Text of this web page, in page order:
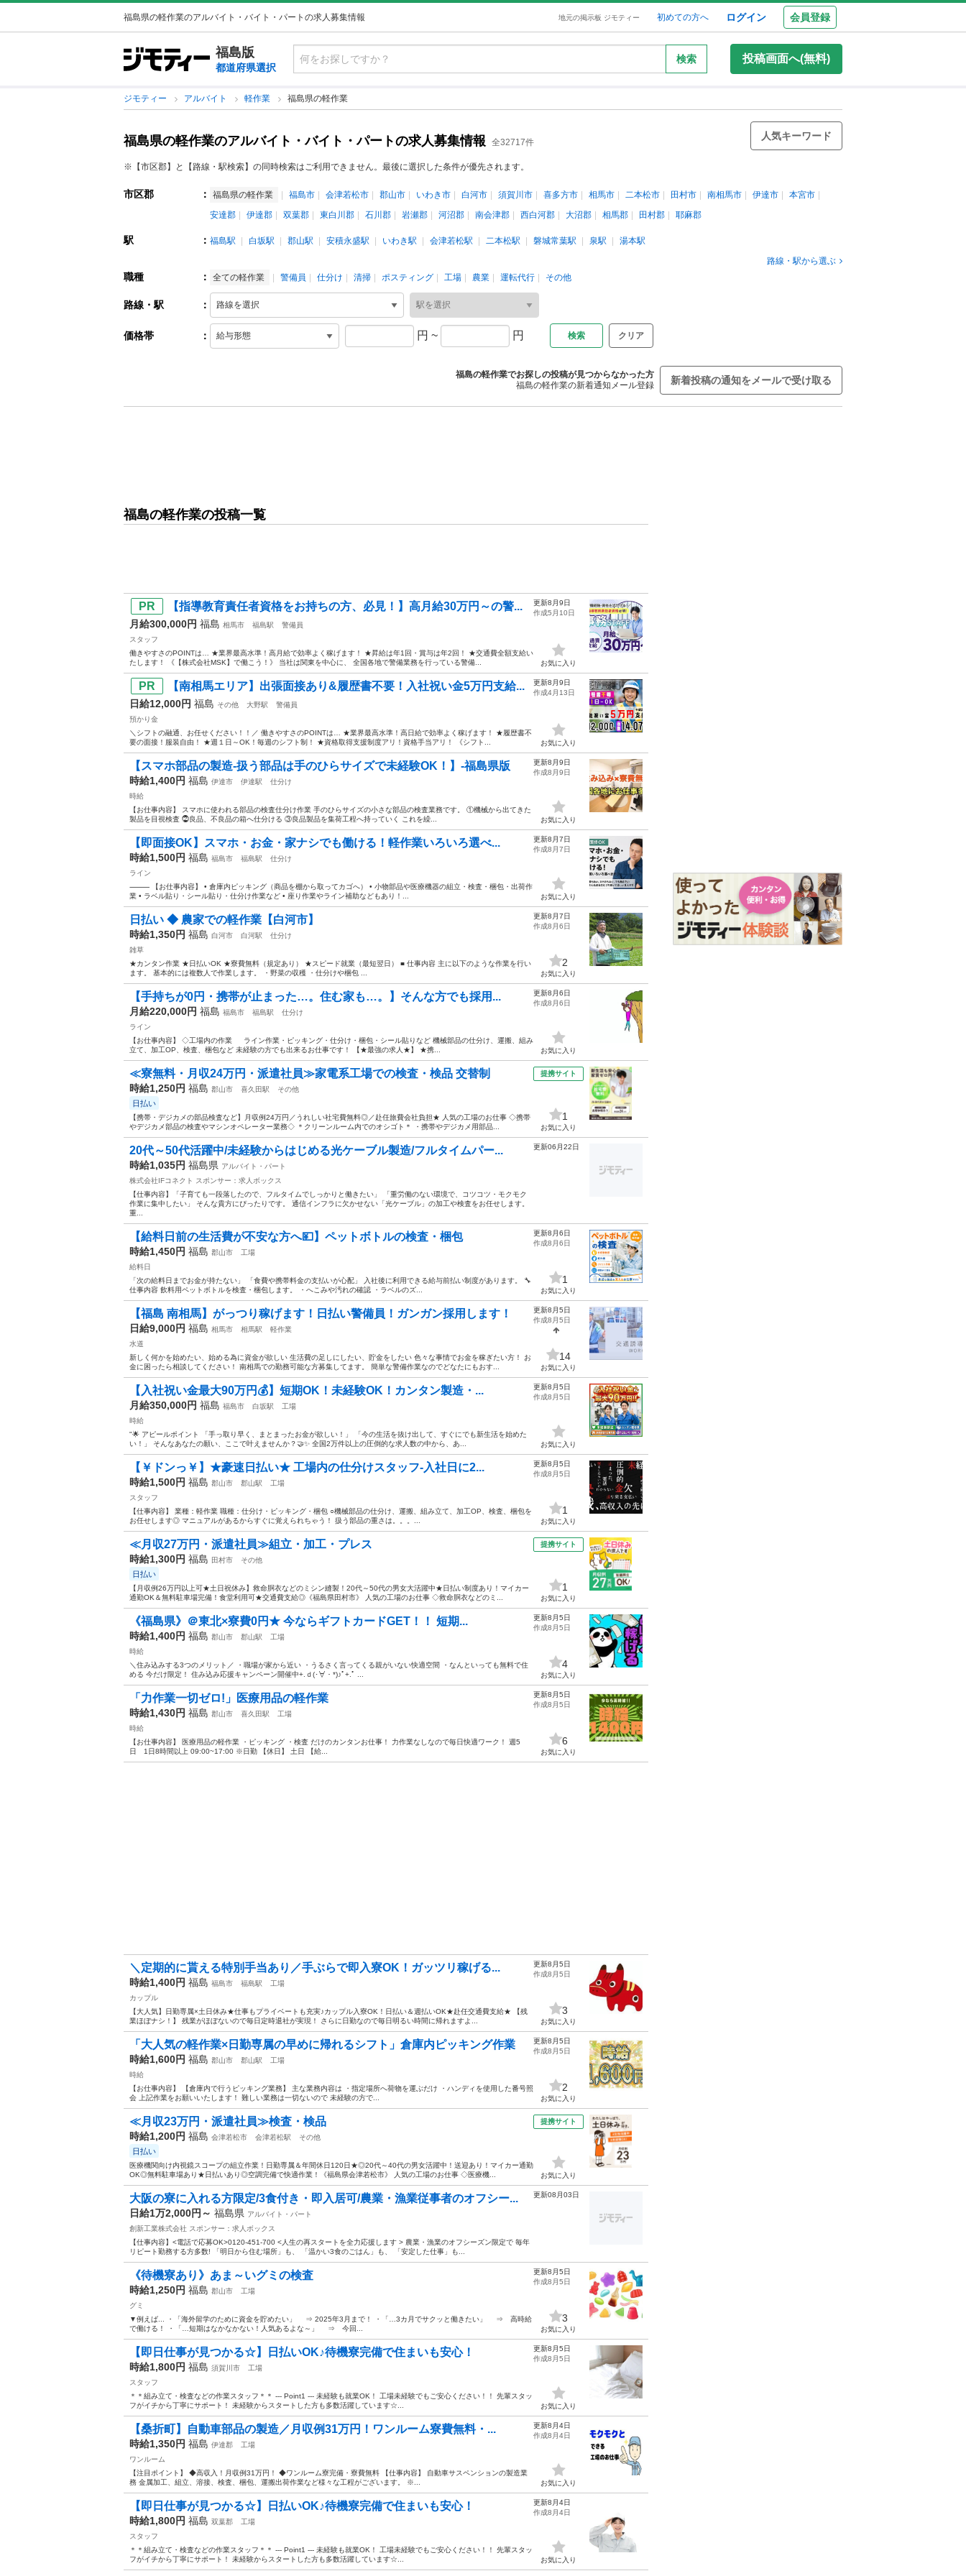
福島県の軽作業のアルバイト・バイト・パートの求人募集情報 地元の掲示板 ジモティー 初めての方へ ログイン 会員登録
福島版
都道府県選択
検索 投稿画面へ(無料)
ジモティー アルバイト 軽作業 福島県の軽作業
福島県の軽作業のアルバイト・バイト・パートの求人募集情報 全32717件
人気キーワード
※【市区郡】と【路線・駅検索】の同時検索はご利用できません。最後に選択した条件が優先されます。
市区郡 ： 福島県の軽作業 福島市 会津若松市 郡山市 いわき市 白河市 須賀川市 喜多方市 相馬市 二本松市 田村市 南相馬市 伊達市
本宮市
安達郡
伊達郡 双葉郡 東白川郡 石川郡 岩瀬郡 河沼郡 南会津郡 西白河郡 大沼郡 相馬郡 田村郡 耶麻郡
駅 ： 福島駅 白坂駅 郡山駅 安積永盛駅 いわき駅 会津若松駅 二本松駅 磐城常葉駅 泉駅
湯本駅
路線・駅から選ぶ
職種 ： 全ての軽作業 警備員 仕分け 清掃 ポスティング 工場 農業 運転代行 その他
路線・駅 ：
価格帯 ： 円 ~ 円 クリア
福島の軽作業でお探しの投稿が見つからなかった方
福島の軽作業の新着通知メール登録
新着投稿の通知をメールで受け取る
福島の軽作業の投稿一覧
【指導教育責任者資格をお持ちの方、必見！】高月給30万円～の警...
月給300,000円 福島 相馬市 福島駅
警備員
スタッフ
働きやすさのPOINTは… ★業界最高水準！高月給で効率よく稼げます！ ★昇給は年1回・賞与は年2回！ ★交通費全額支給い
たします！ 《【株式会社MSK】で働こう！》 当社は関東を中心に、 全国各地で警備業務を行っている警備...
更新8月9日
作成5月10日
お気に入り
【南相馬エリア】出張面接あり&履歴書不要！入社祝い金5万円支給...
日給12,000円 福島 その他 大野駅
警備員
預かり金
＼シフトの融通、お任せください！！／ 働きやすさのPOINTは… ★業界最高水準！高日給で効率よく稼げます！ ★履歴書不
要の面接！服装自由！ ★週１日～OK！毎週のシフト制！ ★資格取得支援制度アリ！資格手当アリ！ 《シフト...
更新8月9日
作成4月13日
お気に入り
【スマホ部品の製造-扱う部品は手のひらサイズで未経験OK！】-福島県版
時給1,400円 福島 伊達市 伊達駅
仕分け
時給
【お仕事内容】 スマホに使われる部品の検査仕分け作業 手のひらサイズの小さな部品の検査業務です。 ①機械から出てきた
製品を目視検査 ⓶良品、不良品の箱へ仕分ける ③良品製品を集荷工程へ持っていく これを繰...
更新8月9日
作成8月9日
お気に入り
【即面接OK】スマホ・お金・家ナシでも働ける！軽作業いろいろ選べ...
時給1,500円 福島 福島市 福島駅
仕分け
ライン
⸻ 【お仕事内容】 • 倉庫内ピッキング（商品を棚から取ってカゴへ） • 小物部品や医療機器の組立・検査・梱包・出荷作
業 • ラベル貼り・シール貼り・仕分け作業など • 座り作業やライン補助などもあり！...
更新8月7日
作成8月7日
お気に入り
日払い ◆ 農家での軽作業【白河市】
時給1,350円 福島 白河市 白河駅
仕分け
雑草
★カンタン作業 ★日払いOK ★寮費無料（規定あり） ★スピード就業（最短翌日） ■ 仕事内容 主に以下のような作業を行い
ます。 基本的には複数人で作業します。 ・野菜の収穫 ・仕分けや梱包 ...
更新8月7日
作成8月6日
2
お気に入り
【手持ちが0円・携帯が止まった…。住む家も…。】そんな方でも採用...
月給220,000円 福島 福島市 福島駅
仕分け
ライン
【お仕事内容】 ◇工場内の作業 ライン作業・ピッキング・仕分け・梱包・シール貼りなど 機械部品の仕分け、運搬、組み
立て、加工OP、検査、梱包など 未経験の方でも出来るお仕事です！ 【★最強の求人★】 ★携...
更新8月6日
作成8月6日
お気に入り
≪寮無料・月収24万円・派遣社員≫家電系工場での検査・検品 交替制
時給1,250円 福島 郡山市 喜久田駅 その他
日払い
【携帯・デジカメの部品検査など】月収例24万円／うれしい社宅費無料◎／赴任旅費会社負担★ 人気の工場のお仕事 ◇携帯
やデジカメ部品の検査やマシンオペレーター業務◇ ＊クリーンルーム内でのオシゴト＊ ・携帯やデジカメ用部品...
提携サイト
1
お気に入り
20代～50代活躍中/未経験からはじめる光ケーブル製造/フルタイムパー...
時給1,035円 福島県 アルバイト・パート
株式会社IFコネクト スポンサー：求人ボックス
【仕事内容】「子育ても一段落したので、フルタイムでしっかりと働きたい」 「重労働のない環境で、コツコツ・モクモク
作業に集中したい」 そんな貴方にぴったりです。 通信インフラに欠かせない「光ケーブル」の加工や検査をお任せします。
重...
更新06月22日
【給料日前の生活費が不安な方へ💴】ペットボトルの検査・梱包
時給1,450円 福島 郡山市
工場
給料日
「次の給料日までお金が持たない」 「食費や携帯料金の支払いが心配」 入社後に利用できる給与前払い制度があります。 🔧
仕事内容 飲料用ペットボトルを検査・梱包します。 ・へこみや汚れの確認 ・ラベルのズ...
更新8月6日
作成8月6日
1
お気に入り
【福島 南相馬】がっつり稼げます！日払い警備員！ガンガン採用します！
日給9,000円 福島 相馬市 相馬駅
軽作業
水道
新しく何かを始めたい、始める為に資金が欲しい 生活費の足しにしたい、貯金をしたい 色々な事情でお金を稼ぎたい方！ お
金に困ったら相談してください！ 南相馬での勤務可能な方募集してます。 簡単な警備作業なのでどなたにもおす...
更新8月5日
作成8月5日
14
お気に入り
【入社祝い金最大90万円💰】短期OK！未経験OK！カンタン製造・...
月給350,000円 福島 福島市 白坂駅
工場
時給
"🌟 アピールポイント 「手っ取り早く、まとまったお金が欲しい！」 「今の生活を抜け出して、すぐにでも新生活を始めた
い！」 そんなあなたの願い、ここで叶えませんか？🤝✨ 全国2万件以上の圧倒的な求人数の中から、あ...
更新8月5日
作成8月5日
お気に入り
【￥ドンっ￥】★豪速日払い★ 工場内の仕分けスタッフ-入社日に2...
時給1,500円 福島 郡山市 郡山駅
工場
スタッフ
【仕事内容】 業種：軽作業 職種：仕分け・ピッキング・梱包 ○機械部品の仕分け、運搬、組み立て、加工OP、検査、梱包を
お任せします◎ マニュアルがあるからすぐに覚えられちゃう！ 扱う部品の重さは。。。...
更新8月5日
作成8月5日
1
お気に入り
≪月収27万円・派遣社員≫組立・加工・プレス
時給1,300円 福島 田村市 その他
日払い
【月収例26万円以上可★土日祝休み】救命胴衣などのミシン縫製！20代～50代の男女大活躍中★日払い制度あり！マイカー
通勤OK＆無料駐車場完備！食堂利用可★交通費支給◎《福島県田村市》 人気の工場のお仕事 ◇救命胴衣などのミ...
提携サイト
1
お気に入り
《福島県》＠東北×寮費0円★ 今ならギフトカードGET！！ 短期...
時給1,400円 福島 郡山市 郡山駅
工場
時給
＼住み込みする3つのメリット／ ・職場が家から近い ・うるさく言ってくる親がいない快適空間 ・なんといっても無料で住
める 今だけ限定！ 住み込み応援キャンペーン開催中+.ｄ(･∀・*)♪ﾟ+.ﾟ ...
更新8月5日
作成8月5日
4
お気に入り
「力作業一切ゼロ!」医療用品の軽作業
時給1,430円 福島 郡山市 喜久田駅
工場
時給
【お仕事内容】 医療用品の軽作業 ・ピッキング ・検査 だけのカンタンお仕事！ 力作業なしなので毎日快適ワーク！ 週5
日 1日8時間以上 09:00~17:00 ※日勤 【休日】 土日 【給...
更新8月5日
作成8月5日
6
お気に入り
＼定期的に貰える特別手当あり／手ぶらで即入寮OK！ガッツリ稼げる...
時給1,400円 福島 福島市 福島駅
工場
カップル
【大人気】日勤専属×土日休み★仕事もプライベートも充実♪カップル入寮OK！日払い＆週払いOK★赴任交通費支給★ 【残
業ほぼナシ！】 残業がほぼないので毎日定時退社が実現！ さらに日勤なので毎日明るい時間に帰れますよ...
更新8月5日
作成8月5日
3
お気に入り
「大人気の軽作業×日勤専属の早めに帰れるシフト」倉庫内ピッキング作業
時給1,600円 福島 郡山市 郡山駅
工場
時給
【お仕事内容】 【倉庫内で行うピッキング業務】 主な業務内容は ・指定場所へ荷物を運ぶだけ ・ハンディを使用した番号照
会 上記作業をお願いいたします！ 難しい業務は一切ないので 未経験の方で...
更新8月5日
作成8月5日
2
お気に入り
≪月収23万円・派遣社員≫検査・検品
時給1,200円 福島 会津若松市 会津若松駅 その他
日払い
医療機関向け内視鏡スコープの組立作業！日勤専属＆年間休日120日★◎20代～40代の男女活躍中！送迎あり！マイカー通勤
OK◎無料駐車場あり★日払いあり◎空調完備で快適作業！《福島県会津若松市》 人気の工場のお仕事 ◇医療機...
提携サイト
お気に入り
大阪の寮に入れる方限定/3食付き・即入居可/農業・漁業従事者のオフシー...
日給1万2,000円～ 福島県 アルバイト・パート
創新工業株式会社 スポンサー：求人ボックス
【仕事内容】<電話で応募OK>0120-451-700 <人生の再スタートを全力応援します > 農業・漁業のオフシーズン限定で 毎年
リピート勤務する方多数! 「明日から住む場所」も、 「温かい3食のごはん」も、 「安定した仕事」も...
更新08月03日
《待機寮あり》あま～いグミの検査
時給1,250円 福島 郡山市
工場
グミ
▼例えば... ・「海外留学のために資金を貯めたい」 ⇒ 2025年3月まで！ ・「…3カ月でサクッと働きたい」 ⇒ 高時給
で働ける！ ・「…短期はなかなかない！人気あるよな～」 ⇒ 今回...
更新8月5日
作成8月5日
3
お気に入り
【即日仕事が見つかる☆】日払いOK♪待機寮完備で住まいも安心！
時給1,800円 福島 須賀川市
工場
スタッフ
＊＊組み立て・検査などの作業スタッフ＊＊ --- Point1 --- 未経験も就業OK！ 工場未経験でもご安心ください！！ 先輩スタッ
フがイチから丁寧にサポート！ 未経験からスタートした方も多数活躍しています☆...
更新8月5日
作成8月5日
お気に入り
【桑折町】自動車部品の製造／月収例31万円！ワンルーム寮費無料・...
時給1,350円 福島 伊達郡
工場
ワンルーム
【注目ポイント】 ◆高収入！月収例31万円！ ◆ワンルーム寮完備・寮費無料 【仕事内容】 自動車サスペンションの製造業
務 金属加工、組立、溶接、検査、梱包、運搬出荷作業など様々な工程がございます。 ※...
更新8月4日
作成8月4日
お気に入り
【即日仕事が見つかる☆】日払いOK♪待機寮完備で住まいも安心！
時給1,800円 福島 双葉郡
工場
スタッフ
＊＊組み立て・検査などの作業スタッフ＊＊ --- Point1 --- 未経験も就業OK！ 工場未経験でもご安心ください！！ 先輩スタッ
フがイチから丁寧にサポート！ 未経験からスタートした方も多数活躍しています☆...
更新8月4日
作成8月4日
お気に入り